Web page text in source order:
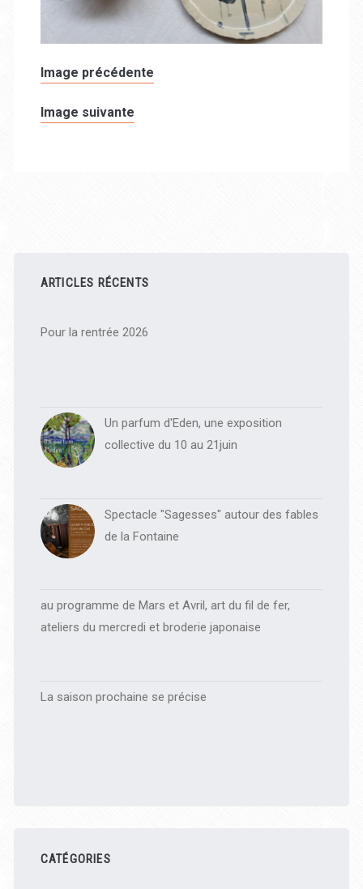
Image précédente
Image suivante
latérale
principale
ARTICLES RÉCENTS
Pour la rentrée 2026
Un parfum d'Eden, une exposition
collective du 10 au 21juin
Spectacle "Sagesses" autour des fables
de la Fontaine
au programme de Mars et Avril, art du fil de fer,
ateliers du mercredi et broderie japonaise
La saison prochaine se précise
CATÉGORIES